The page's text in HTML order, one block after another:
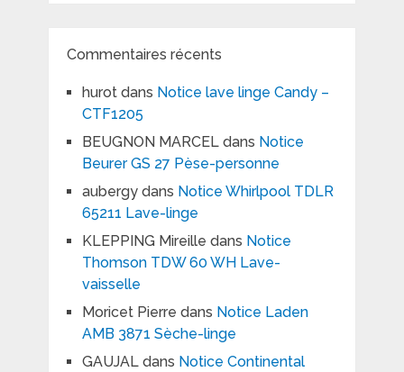
Commentaires récents
hurotdans Notice lave linge Candy –
CTF1205
BEUGNON MARCELdans Notice
Beurer GS 27 Pèse-personne
aubergydans Notice Whirlpool TDLR
65211 Lave-linge
KLEPPING Mireille dans Notice
Thomson TDW 60 WH Lave-
vaisselle
Moricet Pierre dans Notice Laden
AMB 3871 Sèche-linge
GAUJALdans Notice Continental